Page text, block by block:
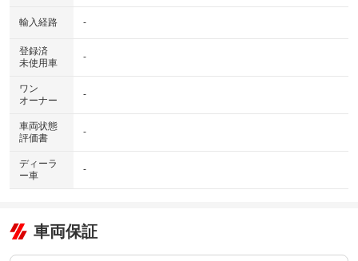
輸入経路 -
登録済
未使用車
-
ワン
オーナー
-
車両状態
評価書
-
ディーラ
ー車
-
車両保証